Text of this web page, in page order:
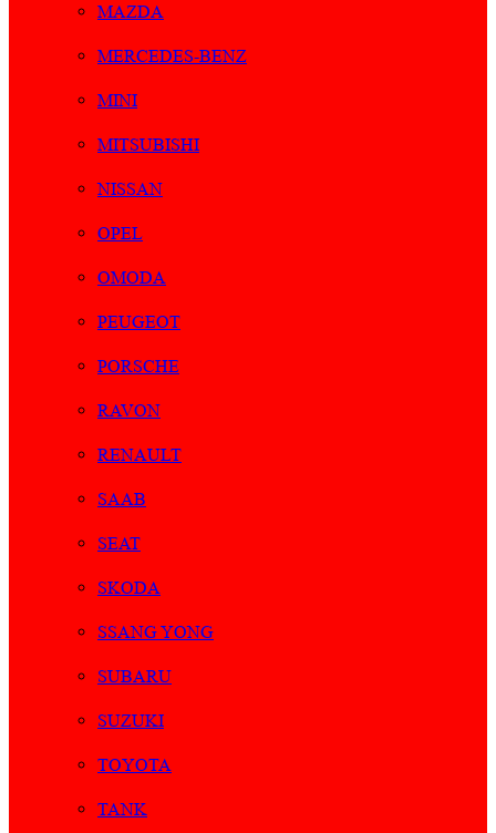
MAZDA
MERCEDES-BENZ
MINI
MITSUBISHI
NISSAN
OPEL
OMODA
PEUGEOT
PORSCHE
RAVON
RENAULT
SAAB
SEAT
SKODA
SSANG YONG
SUBARU
SUZUKI
TOYOTA
TANK